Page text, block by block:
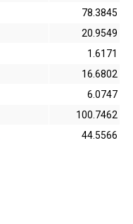
78.3845
20.9549
1.6171
16.6802
6.0747
100.7462
44.5566